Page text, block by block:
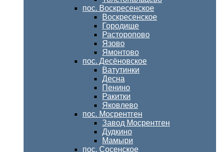
пос. Воскресенское
Воскресенское
Городище
Расторопово
Язово
Ямонтово
пос. Десёновское
Ватутинки
Десна
Пенино
Ракитки
Яковлево
пос. Мосрентген
Завод Мосрентген
Дудкино
Мамыри
пос. Сосенское